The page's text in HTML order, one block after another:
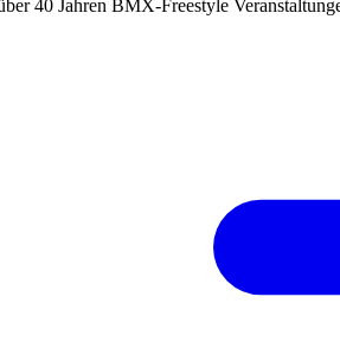
40 Jahren BMX-Freestyle